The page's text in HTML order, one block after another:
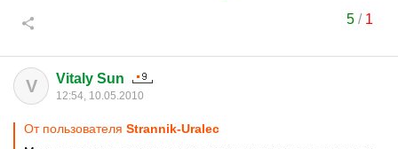
5/ 1
V Vitaly Sun
12:54, 10.05.2010
От пользователя Strannik-Uralec